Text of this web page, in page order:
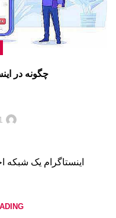
چگونه در
اینستاگرام یک شبکه